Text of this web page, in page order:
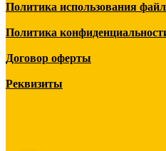
Политика использования
Политика
Договор оферты
Реквизиты